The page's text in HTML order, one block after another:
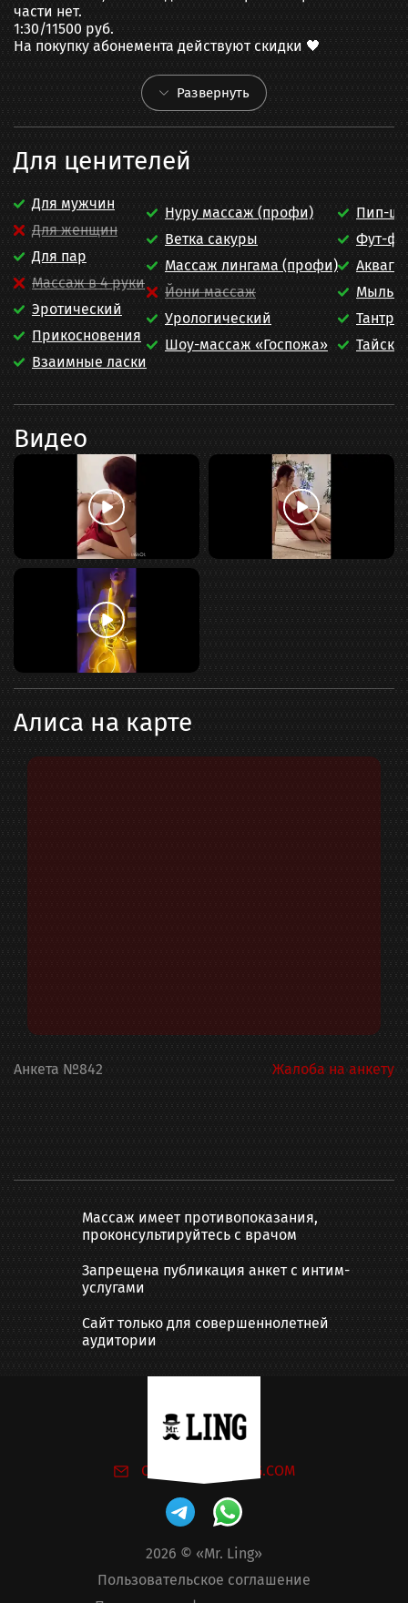
части нет.
1:30/11500 руб.
На покупку абонемента действуют скидки 🖤
Развернуть
Для ценителей
Для мужчин
Для женщин
Для пар
Массаж в 4 руки
Эротический
Прикосновения
Взаимные ласки
Нуру массаж (профи)
Ветка сакуры
Массаж лингама (профи)
Йони массаж
Урологический
Шоу-массаж «Госпожа»
Пип-
Фут-
Тантра
Видео
Алиса на карте
Анкета №842 Жалоба на анкету
Массаж имеет противопоказания,
проконсультируйтесь с врачом
Запрещена публикация анкет с интим-
услугами
Сайт только для совершеннолетней
аудитории
Пользовательское соглашение
Написать нам:
ONLINE@MR-LING.COM
2026 © «Mr. Ling»